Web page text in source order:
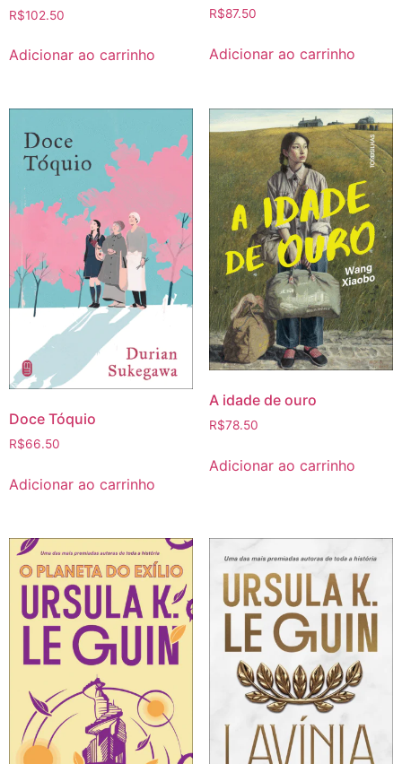
R$102.50
Adicionar ao carrinho
R$87.50
Adicionar ao carrinho
Doce Tóquio
R$66.50
Adicionar ao carrinho
A idade de ouro
R$78.50
Adicionar ao carrinho